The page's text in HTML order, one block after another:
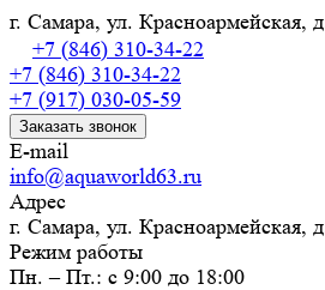
г. Самара, ул.
+7 (846) 310-34-22
+7 (846) 310-34-22
+7 (917) 030-05-59
Заказать звонок
E-mail
info@aquaworld63.ru
Адрес
г. Самара, ул.
Режим работы
Пн. – Пт.: с 9:00 до 18:00